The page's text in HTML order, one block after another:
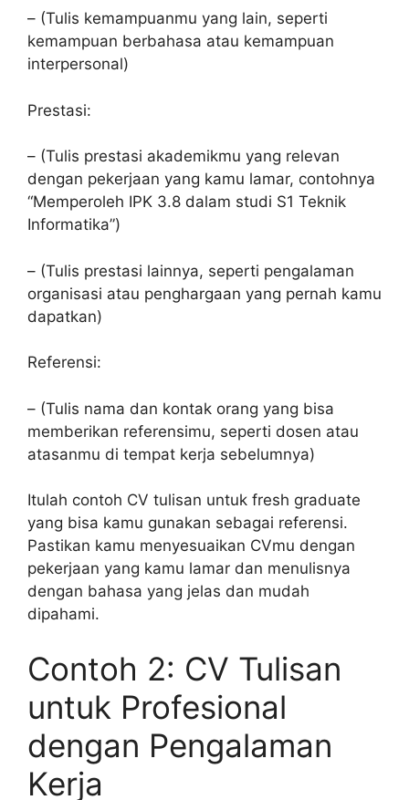
– (Tulis kemampuanmu yang lain, seperti
kemampuan berbahasa atau kemampuan
interpersonal)
Prestasi:
– (Tulis prestasi akademikmu yang relevan
dengan pekerjaan yang kamu lamar, contohnya
“Memperoleh IPK 3.8 dalam studi S1 Teknik
Informatika”)
– (Tulis prestasi lainnya, seperti pengalaman
organisasi atau penghargaan yang pernah kamu
dapatkan)
Referensi:
– (Tulis nama dan kontak orang yang bisa
memberikan referensimu, seperti dosen atau
atasanmu di tempat kerja sebelumnya)
Itulah contoh CV tulisan untuk fresh graduate
yang bisa kamu gunakan sebagai referensi.
Pastikan kamu menyesuaikan CVmu dengan
pekerjaan yang kamu lamar dan menulisnya
dengan bahasa yang jelas dan mudah
dipahami.
Contoh 2: CV Tulisan
untuk Profesional
dengan Pengalaman
Kerja